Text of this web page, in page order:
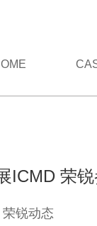
ICMD 荣
锐动态